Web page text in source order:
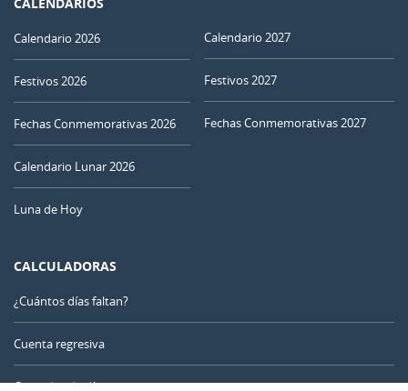
Calendario 2026
Festivos 2026
Fechas Conmemorativas 2026
Calendario Lunar 2026
Luna de Hoy
Calendario 2027
Festivos 2027
Fechas Conmemorativas 2027
CALCULADORAS
¿Cuántos días faltan?
Cuenta regresiva
Contador de días